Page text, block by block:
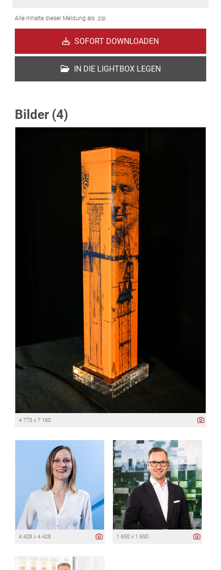
Alle Inhalte dieser Meldung als .zip:
SOFORT DOWNLOADEN
IN DIE LIGHTBOX LEGEN
Bilder (4)
4 773 x 7 160
4 428 x 4 428 1 650 x 1 650